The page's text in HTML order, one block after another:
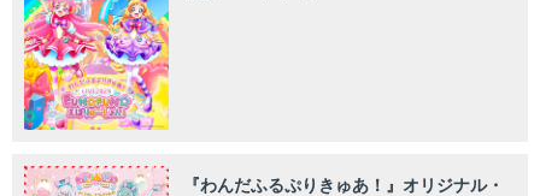
『わんだふるぷりきゅあ！』オリジナル・